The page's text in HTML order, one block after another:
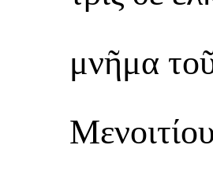
μνῆμα